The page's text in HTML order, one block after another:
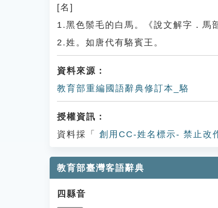
[名]
1.黑色鬃毛的白馬。《說文解字．馬
2.姓。如唐代有駱賓王。
資料來源：
教育部重編國語辭典修訂本_駱
授權資訊：
資料採「
創用CC-姓名標示- 禁止改
教育部臺灣客語辭典
四縣音